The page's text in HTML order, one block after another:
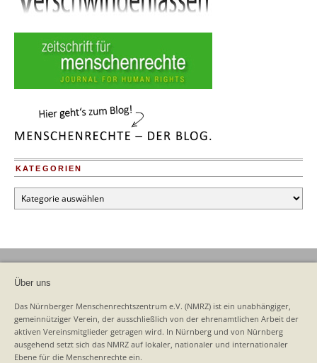
KATEGORIEN
Kategorien
Über uns
Das Nürnberger Menschenrechtszentrum e.V. (NMRZ) ist ein unabhängiger,
gemeinnütziger Verein, der ausschließlich von der ehrenamtlichen Arbeit der
aktiven Vereinsmitglieder getragen wird. In Nürnberg und von Nürnberg
ausgehend setzt sich das NMRZ auf lokaler, nationaler und internationaler
Ebene für die Menschenrechte ein.